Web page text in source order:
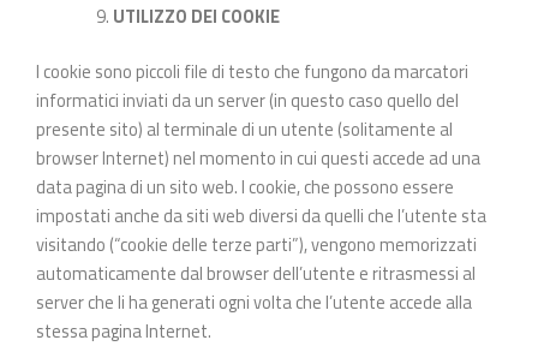
UTILIZZO DEI COOKIE
I cookie sono piccoli file di testo che fungono da marcatori
informatici inviati da un server (in questo caso quello del
presente sito) al terminale di un utente (solitamente al
browser Internet) nel momento in cui questi accede ad una
data pagina di un sito web. I cookie, che possono essere
impostati anche da siti web diversi da quelli che l’utente sta
visitando (“cookie delle terze parti”), vengono memorizzati
automaticamente dal browser dell’utente e ritrasmessi al
server che li ha generati ogni volta che l’utente accede alla
stessa pagina Internet.